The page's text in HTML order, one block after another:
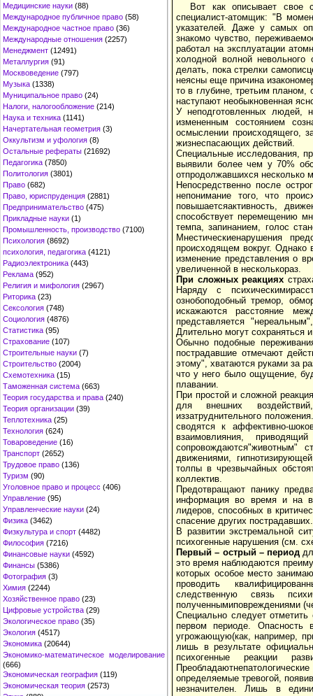
Медицинские науки (88)
Международное публичное право (58)
Международное частное право (36)
Международные отношения (2257)
Менеджмент (12491)
Металлургия (91)
Москвоведение (797)
Музыка (1338)
Муниципальное право (24)
Налоги, налогообложение (214)
Наука и техника (1141)
Начертательная геометрия (3)
Оккультизм и уфология (8)
Остальные рефераты (21692)
Педагогика (7850)
Политология (3801)
Право (682)
Право, юриспруденция (2881)
Предпринимательство (475)
Прикладные науки (1)
Промышленность, производство (7100)
Психология (8692)
психология, педагогика (4121)
Радиоэлектроника (443)
Реклама (952)
Религия и мифология (2967)
Риторика (23)
Сексология (748)
Социология (4876)
Статистика (95)
Страхование (107)
Строительные науки (7)
Строительство (2004)
Схемотехника (15)
Таможенная система (663)
Теория государства и права (240)
Теория организации (39)
Теплотехника (25)
Технология (624)
Товароведение (16)
Транспорт (2652)
Трудовое право (136)
Туризм (90)
Уголовное право и процесс (406)
Управление (95)
Управленческие науки (24)
Физика (3462)
Физкультура и спорт (4482)
Философия (7216)
Финансовые науки (4592)
Финансы (5386)
Фотография (3)
Химия (2244)
Хозяйственное право (23)
Цифровые устройства (29)
Экологическое право (35)
Экология (4517)
Экономика (20644)
Экономико-математическое моделирование
(666)
Экономическая география (119)
Экономическая теория (2573)
Вот как описывает свое
специалист-атомщик: "В
указателей. Даже у самых
знакомо чувство,
работал на эксплуатации
холодной волной невольного
делать, пока стрелки
неясны еще причина
то в глубине, третьим планом,
наступают необыкновенная
У неподготовленных людей,
измененным состоянием
осмыслении происходящего,
жизнеспасающих действий.
Специальные исследования,
выявили более чем у 70%
отпродолжавшихся несколько
Непосредственно после
непонимание того, что
повышаетсяактивность,
способствует перемещению
темпа, запинанием, голос
Мнестическиенарушения
происходящем вокруг. Однако
изменение представления о
увеличенной в несколькораз.
При сложных реакциях
Наряду с
ознобоподобный тремор,
искажаются расстояние
представляется
Длительно могут сохраняться
Обычно подобные
пострадавшие отмечают
этому", хватаются руками за
что у него было ощущение,
плавании.
При простой и сложной
для внешних
иззатруднительного
сводятся к аффективно-
взаимовлияния,
сопровождаются"животным"
движениями,
толпы в чрезвычайных
коллектив.
Предотвращают панику
информация во время и на
лидеров, способных в
спасение других пострадавших.
В развитии экстремальной
психогенные нарушения (см.
Первый – острый – период
это время наблюдаются
которых особое место
проводить
следственную связь
полученнымиповреждениями
Специально следует отметить
первом периоде. Опасность
угрожающую(как, например,
лишь в результате
психогенные реакции
определяемые тревогой,
незначителен. Лишь в